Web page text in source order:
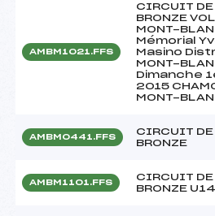
AMBM1021.FFS
CIRCUIT DE
BRONZE
MONT-
Mémorial
Masino
MONT-
Dimanche
2015
MONT-BLAN
AMBM0441.FFS
CIRCUIT DE
BRONZE
AMBM1101.FFS
CIRCUIT DE
BRONZE